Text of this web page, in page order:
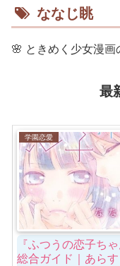
ななじ眺
🌸 ときめく少女漫画
最
学園恋愛
『ふつうの恋子ちゃ
総合ガイド｜あらす